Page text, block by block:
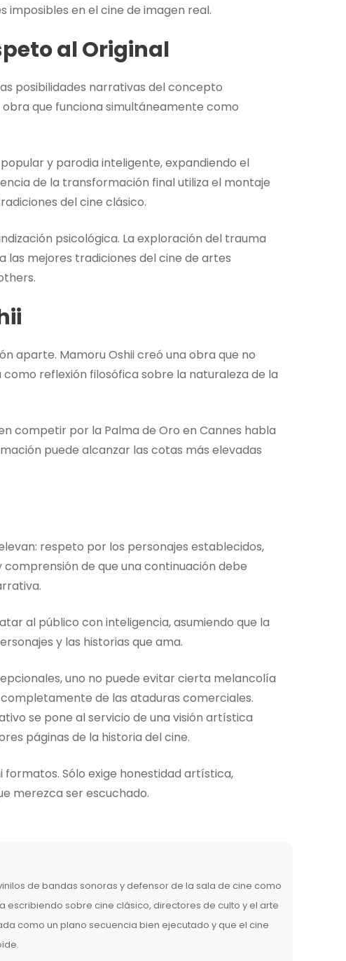
en el cine de imagen real.
al Original
posibilidades narrativas del concepto
que funciona simultáneamente como
y parodia inteligente, expandiendo el
de la transformación final utiliza el montaje
del cine clásico.
psicológica. La exploración del trauma
las mejores tradiciones del cine de artes
aparte. Mamoru Oshii creó una obra que no
reflexión filosófica sobre la naturaleza de la
competir por la Palma de Oro en Cannes habla
puede alcanzar las cotas más elevadas
respeto por los personajes establecidos,
de que una continuación debe
al público con inteligencia, asumiendo que la
y las historias que ama.
uno no puede evitar cierta melancolía
de las ataduras comerciales.
se pone al servicio de una visión artística
páginas de la historia del cine.
Sólo exige honestidad artística,
merezca ser escuchado.
de bandas sonoras y defensor de la sala de cine como
escribiendo sobre cine clásico, directores de culto y el arte
como un plano secuencia bien ejecutado y que el cine